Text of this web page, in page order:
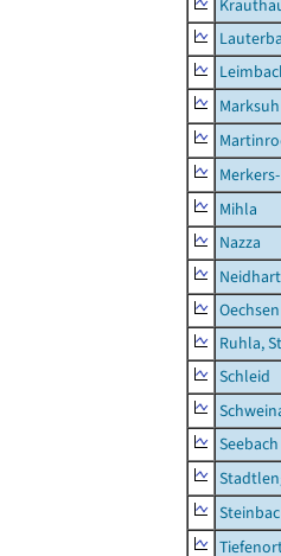
Mihla
Nazza
Oechsen
Ruhla,
Schleid
Seebach